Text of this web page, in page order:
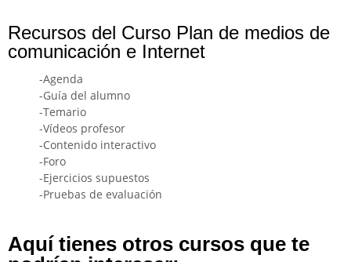
Recursos del Curso Plan de medios de
comunicación e Internet
-Agenda
-Guía del alumno
-Temario
-Vídeos profesor
-Contenido interactivo
-Foro
-Ejercicios supuestos
-Pruebas de evaluación
Aquí tienes otros cursos que te